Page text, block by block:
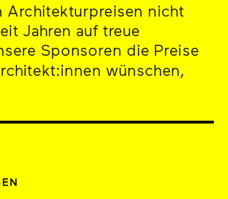
Architekturpreisen nicht
Jahren auf treue
Sponsoren die Preise
wünschen,